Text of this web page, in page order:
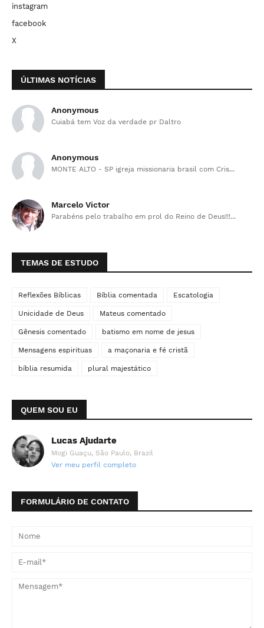
instagram
facebook
X
ÚLTIMAS NOTÍCIAS
Anonymous
Cuiabá tem Voz da verdade pr Daltro
Anonymous
MONTE ALTO - SP igreja missionaria brasil com Cris...
Marcelo Victor
Parabéns pelo trabalho em prol do Reino de Deus!!!...
TEMAS DE ESTUDO
Reflexões Bíblicas Bíblia comentada Escatologia
Unicidade de Deus Mateus comentado
Gênesis comentado batismo em nome de jesus
Mensagens espirituas a maçonaria e fé cristã
bíblia resumida plural majestático
QUEM SOU EU
Lucas Ajudarte
Mogi Guaçu, São Paulo, Brazil
Ver meu perfil completo
FORMULÁRIO DE CONTATO